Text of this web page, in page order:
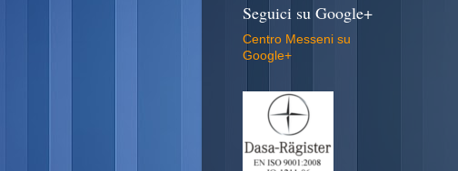
Seguici su Google+
Centro Messeni su
Google+